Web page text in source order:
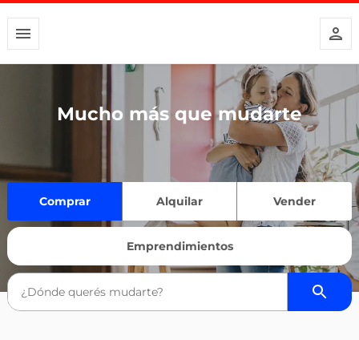
Mucho más que mudarte
Comprar Alquilar Vender
Emprendimientos